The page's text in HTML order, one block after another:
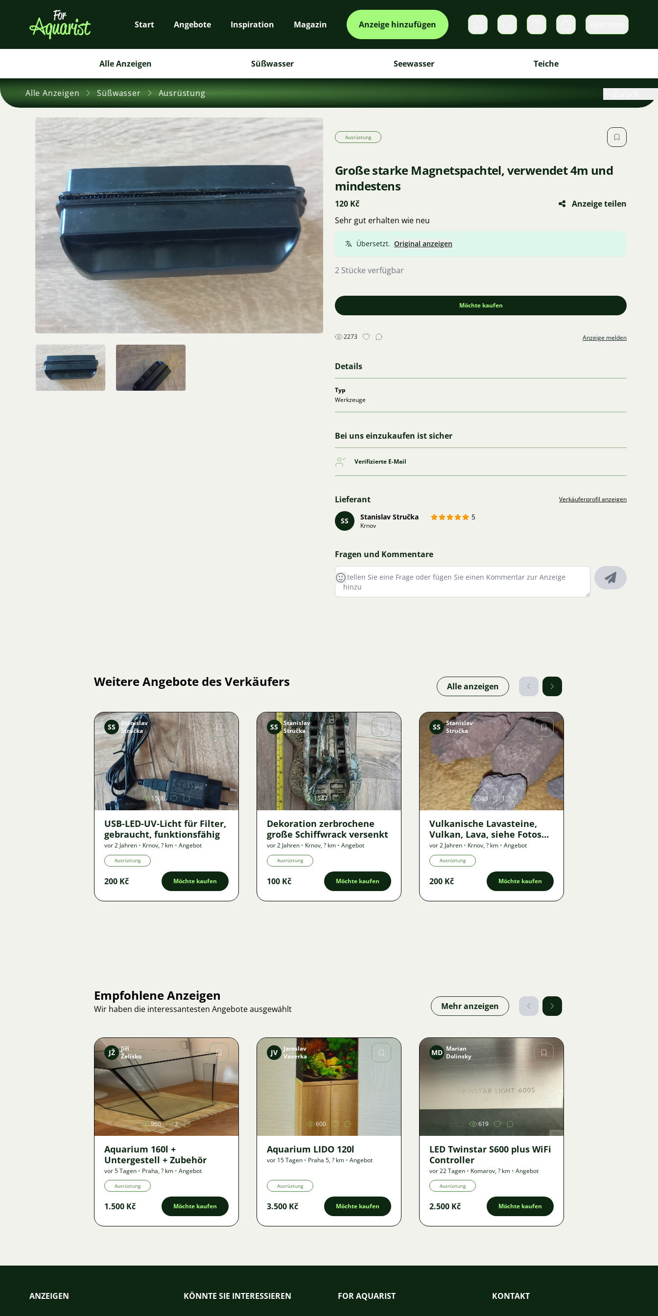
Start Angebote Inspiration Magazin Anzeige hinzufügen DirektnachrichtenWarenkorb
Alle Anzeigen Süßwasser Seewasser Teiche
Alle Anzeigen Süßwasser Ausrüstung
Ausrüstung
Große starke Magnetspachtel, verwendet 4m und
mindestens
120 Kč
Anzeige teilen
Sehr gut erhalten wie neu
Übersetzt. Original anzeigen
2 Stücke verfügbar
Möchte kaufen
2273 Anzeige melden
Details
Typ
Werkzeuge
Bei uns einzukaufen ist sicher
Verifizierte E-Mail
Lieferant Verkäuferprofil anzeigen
SS Stanislav Stručka 5
Krnov
Fragen und Kommentare
Weitere Angebote des Verkäufers Alle anzeigen
Bild
SS
Stanislav
Stručka
1506
USB-LED-UV-Licht für Filter,
gebraucht, funktionsfähig
vor 2 Jahren • Krnov,? km • Angebot
Ausrüstung
200 Kč Möchte kaufen
Bild
SS
Stanislav
Stručka
1547
Dekoration zerbrochene
große Schiffwrack versenkt
vor 2 Jahren • Krnov,? km • Angebot
Ausrüstung
100 Kč Möchte kaufen
Bild
SS
Stanislav
Stručka
2363 1
Vulkanische Lavasteine,
Vulkan, Lava, siehe Fotos
nur als Ganzes
vor 2 Jahren • Krnov,? km • Angebot
Ausrüstung
200 Kč Möchte kaufen
Empfohlene Anzeigen
Wir haben die interessantesten Angebote ausgewählt Mehr anzeigen
Bild
JŽ
Jiří
Želísko
960 2
Aquarium 160l +
Untergestell + Zubehör
vor 5 Tagen • Praha,? km • Angebot
Ausrüstung
1.500 Kč Möchte kaufen
Bild
JV
Jaroslav
Vaverka
600
Aquarium LIDO 120l
vor 15 Tagen • Praha 5,? km • Angebot
Ausrüstung
3.500 Kč Möchte kaufen
Bild
MD Marian
Dolinsky
619
LED Twinstar S600 plus WiFi
Controller
vor 22 Tagen • Komarov,? km • Angebot
Ausrüstung
2.500 Kč Möchte kaufen
ANZEIGEN KÖNNTE SIE INTERESSIEREN FOR AQUARIST KONTAKT